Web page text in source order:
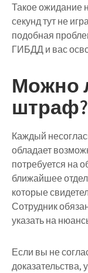
Такое ожидание
секунд тут не
подобная
ГИБДД и вас
Можно
штраф?
Каждый
обладает
потребуется на
ближайшее
которые
Сотрудник
указать на
Если вы не
доказательства,